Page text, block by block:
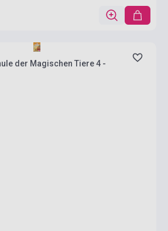
der Magischen Tiere 4 -